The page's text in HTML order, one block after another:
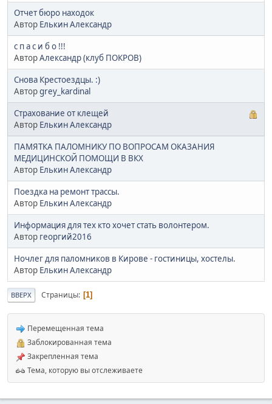
Отчет бюро находок
Автор Елькин Александр
с п а с и б о !!!
АвторАлександр (клуб ПОКРОВ)
Снова Крестоездцы. :)
Авторgrey_kardinal
Страхование от клещей
Автор Елькин Александр
ПАМЯТКА ПАЛОМНИКУ ПО ВОПРОСАМ ОКАЗАНИЯ
МЕДИЦИНСКОЙ ПОМОЩИ В ВКХ
Автор Елькин Александр
Поездка на ремонт трассы.
Автор Елькин Александр
Информация для тех кто хочет стать волонтером.
Автор георгий2016
Ночлег для паломников в Кирове - гостиницы, хостелы.
Автор Елькин Александр
ВВЕРХ Страницы 1
Перемещенная тема
Заблокированная тема
Закрепленная тема
Тема, которую вы отслеживаете